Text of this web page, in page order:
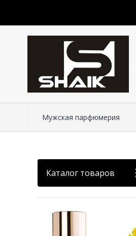
Мужская парфюмерия
Каталог товаров